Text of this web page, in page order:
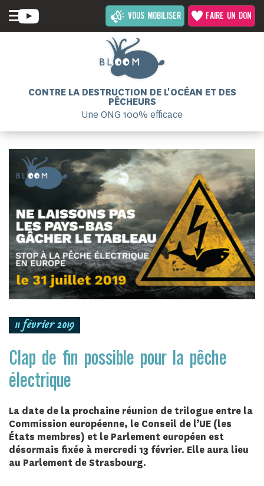
CONTRE LA DESTRUCTION DE L'OCÉAN ET DES
PÊCHEURS
Une ONG 100% efficace
VOUS MOBILISER FAIRE UN DON
11 février 2019
Clap de fin possible pour la pêche
électrique
La date de la prochaine réunion de trilogue entre la
Commission européenne, le Conseil de l’UE (les
États membres) et le Parlement européen est
désormais fixée à mercredi 13 février. Elle aura lieu
au Parlement de Strasbourg.